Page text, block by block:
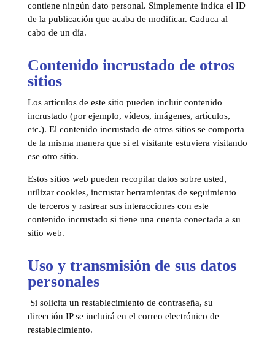
contiene ningún dato personal. Simplemente indica el ID
de la publicación que acaba de modificar. Caduca al
cabo de un día.
Contenido incrustado de otros
sitios
Los artículos de este sitio pueden incluir contenido
incrustado (por ejemplo, vídeos, imágenes, artículos,
etc.). El contenido incrustado de otros sitios se comporta
de la misma manera que si el visitante estuviera visitando
ese otro sitio.
Estos sitios web pueden recopilar datos sobre usted,
utilizar cookies, incrustar herramientas de seguimiento
de terceros y rastrear sus interacciones con este
contenido incrustado si tiene una cuenta conectada a su
sitio web.
Uso y transmisión de sus datos
personales
Si solicita un restablecimiento de contraseña, su
dirección IP se incluirá en el correo electrónico de
restablecimiento.